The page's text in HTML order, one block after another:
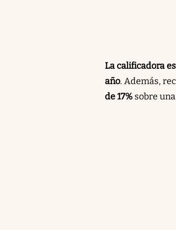
La calificadora
año. Además,
de 17% sobre